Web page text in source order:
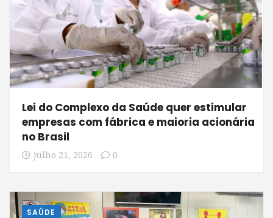
Lei do Complexo da Saúde quer estimular
empresas com fábrica e maioria acionária
no Brasil
julho 21, 2026 0
SAÚDE